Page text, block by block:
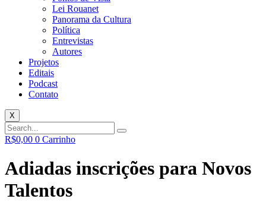
Lei Rouanet
Panorama da Cultura
Política
Entrevistas
Autores
Projetos
Editais
Podcast
Contato
X
R$0,00 0 Carrinho
Adiadas inscrições para Novos
Talentos